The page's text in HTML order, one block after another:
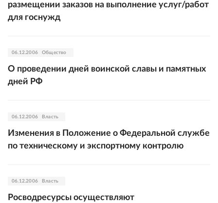
размещении заказов на выполнение услуг/работ
для госнужд
06.12.2006 Общество
О проведении дней воинской славы и памятных
дней РФ
06.12.2006 Власть
Изменения в Положение о Федеральной службе
по техническому и экспортному контролю
06.12.2006 Власть
Росводресурсы осуществляют